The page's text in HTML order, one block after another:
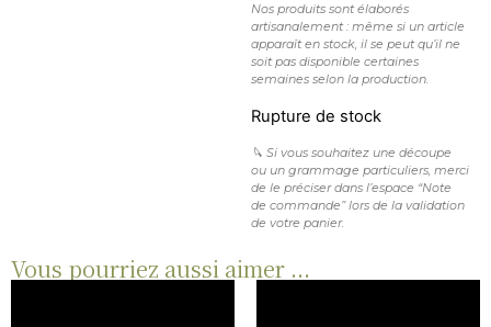
Nos produits sont élaborés
artisanalement : même si un article
apparaît en stock, il se peut qu’il ne
soit pas disponible certaines
semaines selon la production.
Rupture de stock
🔪 Si vous souhaitez une découpe
ou un grammage particuliers, merci
de le préciser dans l’espace “Note
de commande” lors de la validation
de votre panier.
Vous pourriez aussi aimer ...